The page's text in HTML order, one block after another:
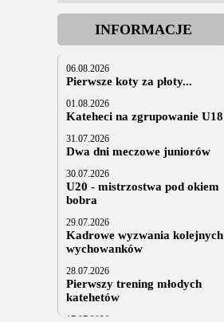
INFORMACJE
06.08.2026
Pierwsze koty za płoty...
01.08.2026
Kateheci na zgrupowanie U18
31.07.2026
Dwa dni meczowe juniorów
30.07.2026
U20 - mistrzostwa pod okiem
bobra
29.07.2026
Kadrowe wyzwania kolejnych
wychowanków
28.07.2026
Pierwszy trening młodych
katehetów
17.07.2026